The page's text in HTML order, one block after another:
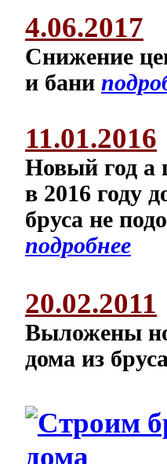
4.06.2017
Снижение
и бани
11.01.2016
Новый год а
в 2016 году
бруса не
подробнее
20.02.2011
Выложены
дома из бруса